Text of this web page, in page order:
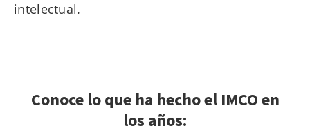
intelectual.
Conoce lo que ha hecho el IMCO en
los años: